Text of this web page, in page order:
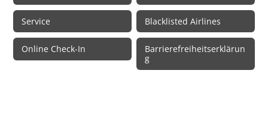
Service Blacklisted Airlines
Online Check-In
Barrierefreiheitserklärun
g